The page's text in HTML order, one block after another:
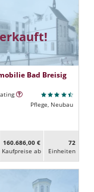
Bad Breisig
Pflege, Neubau
160.686,00 €
Kaufpreise ab
72
Ein­heiten